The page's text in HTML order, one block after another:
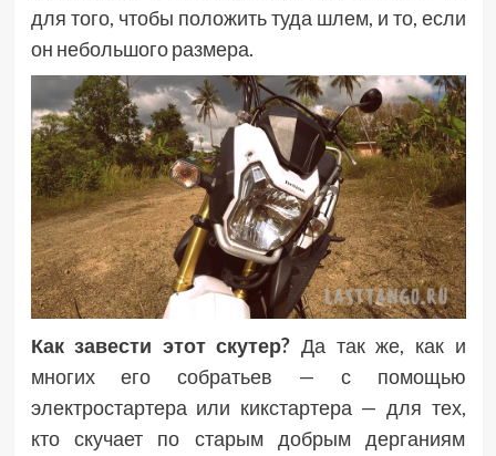
для того, чтобы положить туда шлем, и то, если
он небольшого размера.
Как завести этот скутер? Да так же, как и
многих его собратьев — с помощью
электростартера или кикстартера — для тех,
кто скучает по старым добрым дерганиям